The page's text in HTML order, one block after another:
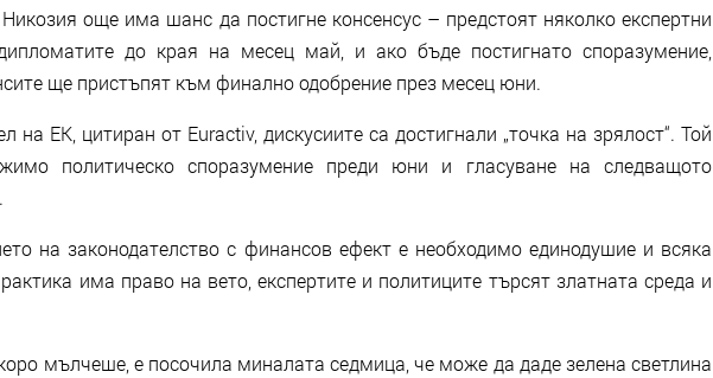
още има шанс да постигне консенсус – предстоят няколко експертни
до края на месец май, и ако бъде постигнато споразумение,
ще пристъпят към финално одобрение през месец юни.
на ЕК, цитиран от Euractiv, дискусиите са достигнали „точка на зрялост“. Той
политическо споразумение преди юни и гласуване на следващото
на законодателство с финансов ефект е необходимо единодушие и всяка
има право на вето, експертите и политиците търсят златната среда и
мълчеше, е посочила миналата седмица, че може да даде зелена светлина